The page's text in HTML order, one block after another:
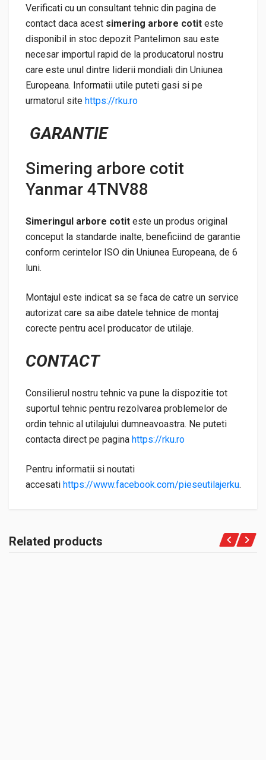
Verificati cu un consultant tehnic din pagina de
contact daca acest simering arbore cotit este
disponibil in stoc depozit Pantelimon sau este
necesar importul rapid de la producatorul nostru
care este unul dintre liderii mondiali din Uniunea
Europeana. Informatii utile puteti gasi si pe
urmatorul site https://rku.ro
GARANTIE
Simering arbore cotit
Yanmar 4TNV88
Simeringul arbore cotit este un produs original
conceput la standarde inalte, beneficiind de garantie
conform cerintelor ISO din Uniunea Europeana, de 6
luni.
Montajul este indicat sa se faca de catre un service
autorizat care sa aibe datele tehnice de montaj
corecte pentru acel producator de utilaje.
CONTACT
Consilierul nostru tehnic va pune la dispozitie tot
suportul tehnic pentru rezolvarea problemelor de
ordin tehnic al utilajului dumneavoastra. Ne puteti
contacta direct pe pagina https://rku.ro
Pentru informatii si noutati
accesati https://www.facebook.com/pieseutilajerku.
Related products